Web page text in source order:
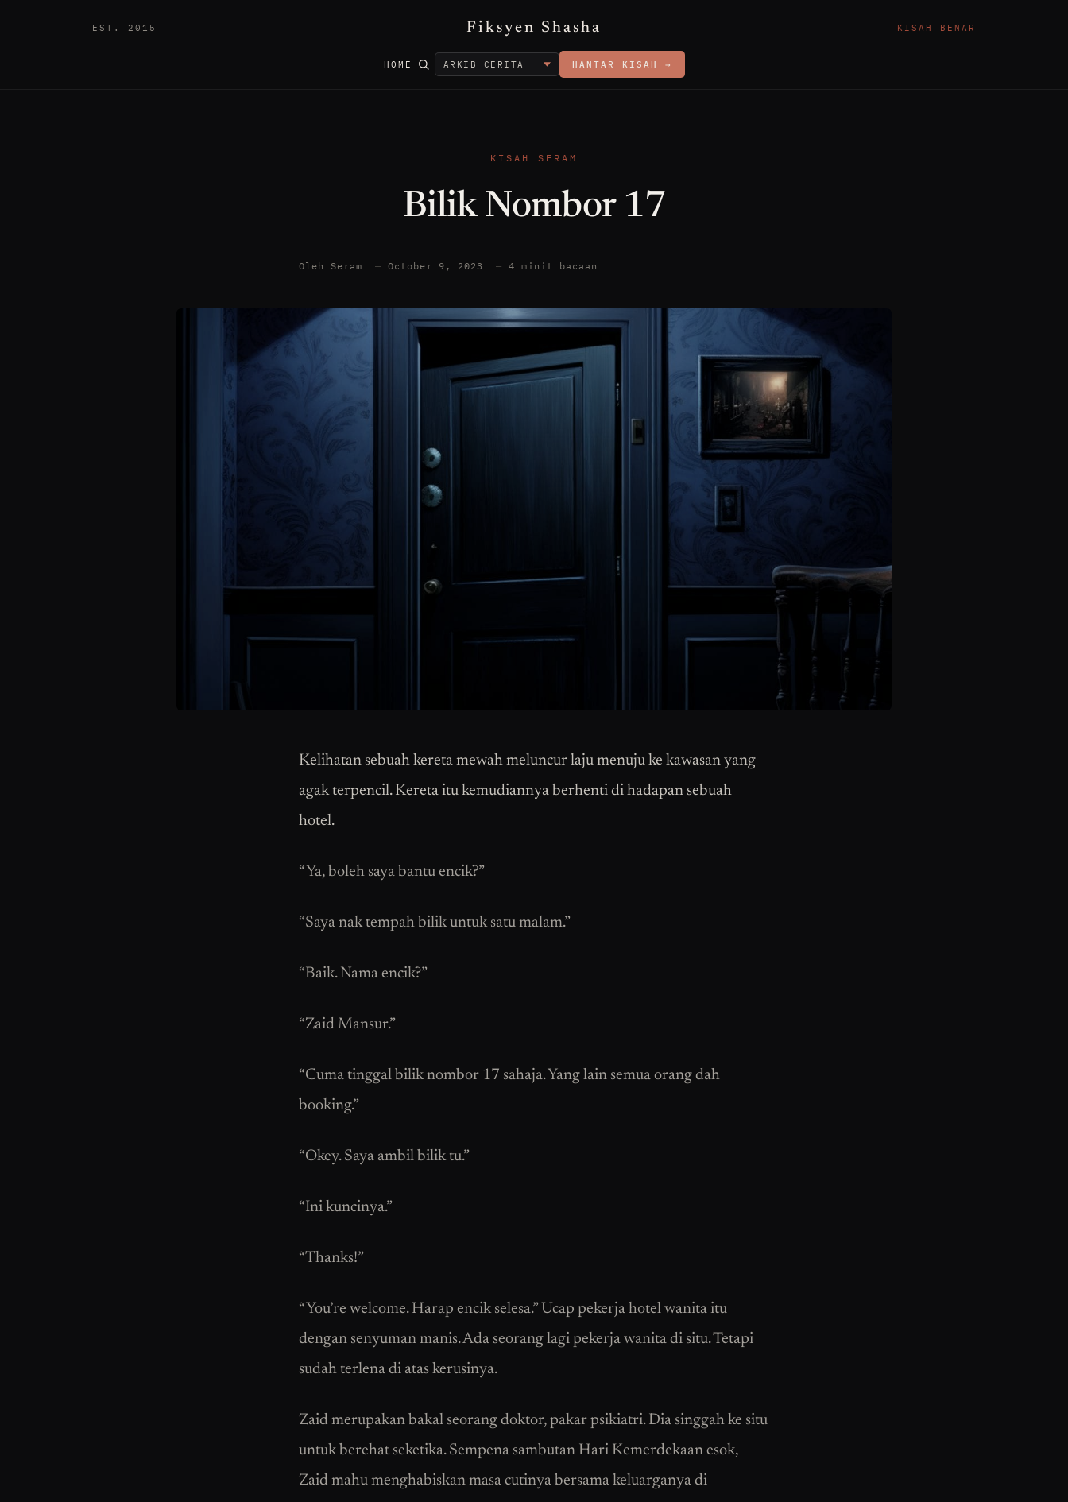
EST. 2015 Fiksyen Shasha KISAH BENAR
HOME HANTAR KISAH →
KISAH SERAM
Bilik Nombor 17
Oleh Seram — October 9, 2023 — 4 minit bacaan
Kelihatan sebuah kereta mewah meluncur laju menuju ke kawasan yang
agak terpencil. Kereta itu kemudiannya berhenti di hadapan sebuah
hotel.
“Ya, boleh saya bantu encik?”
“Saya nak tempah bilik untuk satu malam.”
“Baik. Nama encik?”
“Zaid Mansur.”
“Cuma tinggal bilik nombor 17 sahaja. Yang lain semua orang dah
booking.”
“Okey. Saya ambil bilik tu.”
“Ini kuncinya.”
“Thanks!”
“You’re welcome. Harap encik selesa.” Ucap pekerja hotel wanita itu
dengan senyuman manis. Ada seorang lagi pekerja wanita di situ. Tetapi
sudah terlena di atas kerusinya.
Zaid merupakan bakal seorang doktor, pakar psikiatri. Dia singgah ke situ
untuk berehat seketika. Sempena sambutan Hari Kemerdekaan esok,
Zaid mahu menghabiskan masa cutinya bersama keluarganya di